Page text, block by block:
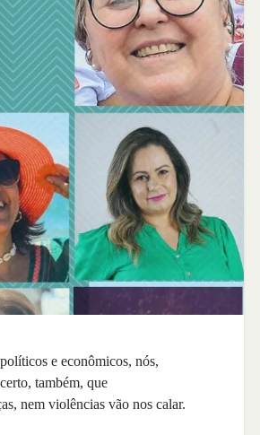
e econômicos, nós,
também, que
nem violências vão nos calar.